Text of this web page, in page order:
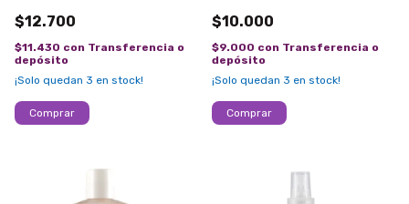
$12.700
$11.430 con Transferencia o
depósito
¡Solo quedan 3 en stock!
$10.000
$9.000 con Transferencia o
depósito
¡Solo quedan 3 en stock!